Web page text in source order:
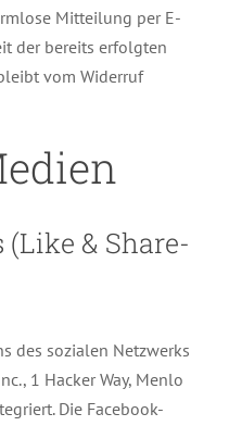
Mitteilung per E-
der bereits erfolgten
vom Widerruf
& Share-
des sozialen Netzwerks
1 Hacker Way, Menlo
Die Facebook-